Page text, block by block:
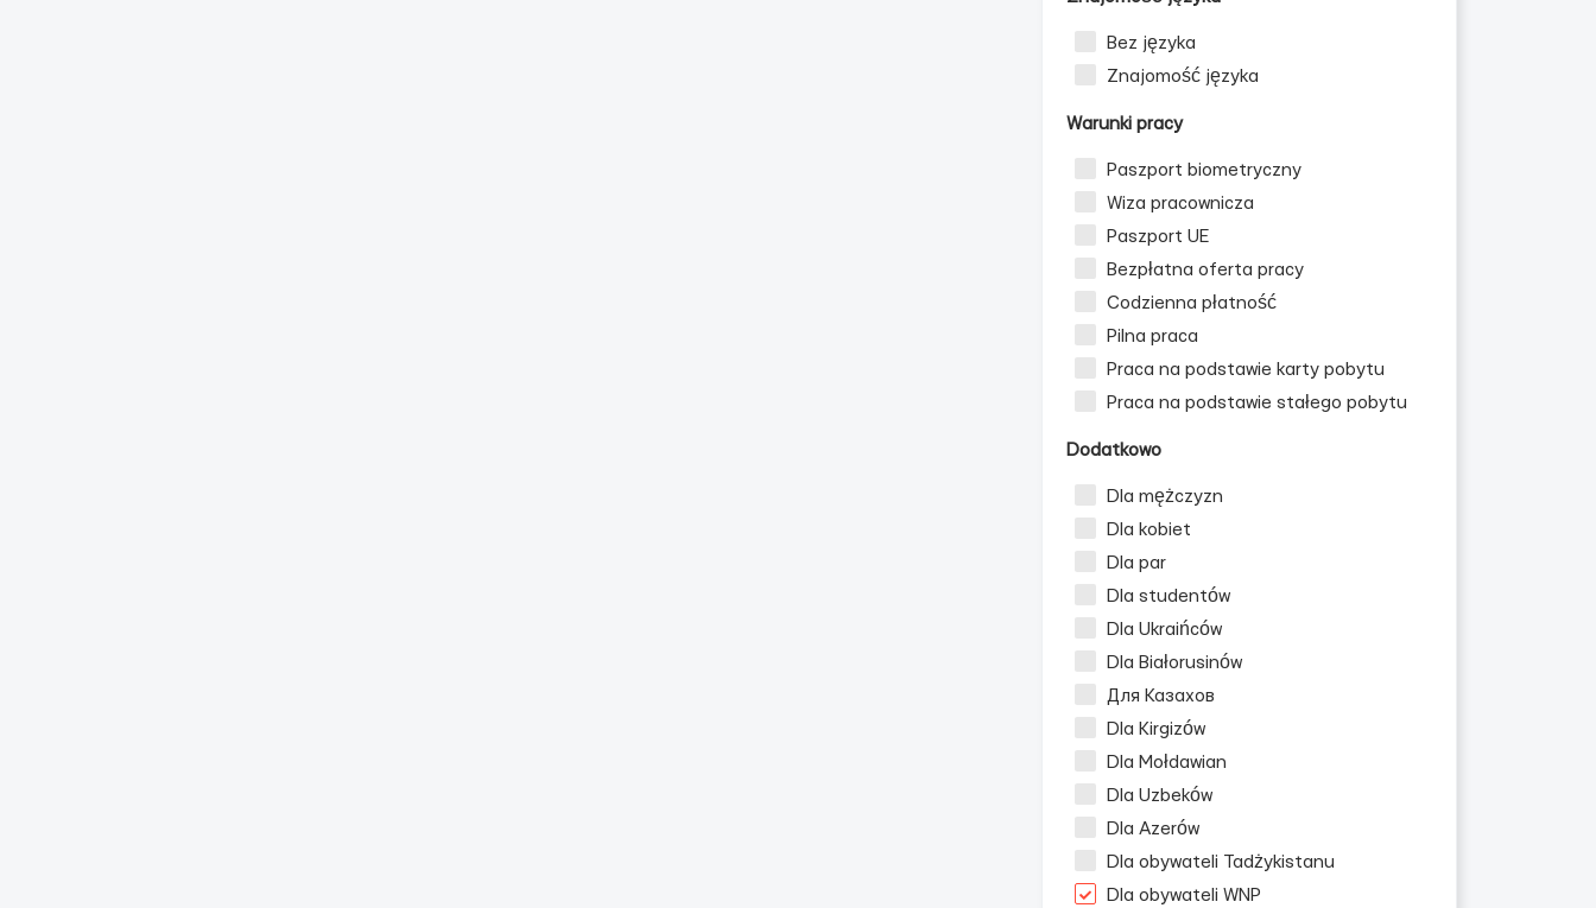
Bez języka
Znajomość języka
Warunki pracy
Paszport biometryczny
Wiza pracownicza
Paszport UE
Bezpłatna oferta pracy
Codzienna płatność
Pilna praca
Praca na podstawie karty pobytu
Praca na podstawie stałego pobytu
Dodatkowo
Dla mężczyzn
Dla kobiet
Dla par
Dla studentów
Dla Ukraińców
Dla Białorusinów
Для Казахов
Dla Kirgizów
Dla Mołdawian
Dla Uzbeków
Dla Azerów
Dla obywateli Tadżykistanu
Dla obywateli WNP